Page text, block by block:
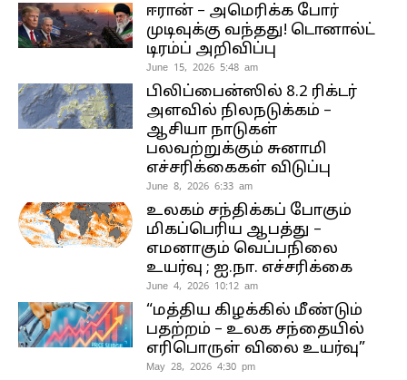
ஈரான் – அமெரிக்க போர்
முடிவுக்கு வந்தது! டொனால்ட்
டிரம்ப் அறிவிப்பு
June 15, 2026 5:48 am
பிலிப்பைன்ஸில் 8.2 ரிக்டர்
அளவில் நிலநடுக்கம் –
ஆசியா நாடுகள்
பலவற்றுக்கும் சுனாமி
எச்சரிக்கைகள் விடுப்பு
June 8, 2026 6:33 am
உலகம் சந்திக்கப் போகும்
மிகப்பெரிய ஆபத்து –
எமனாகும் வெப்பநிலை
உயர்வு ; ஐ.நா. எச்சரிக்கை
June 4, 2026 10:12 am
“மத்திய கிழக்கில் மீண்டும்
பதற்றம் – உலக சந்தையில்
எரிபொருள் விலை உயர்வு”
May 28, 2026 4:30 pm